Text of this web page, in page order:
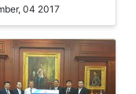
04 2017